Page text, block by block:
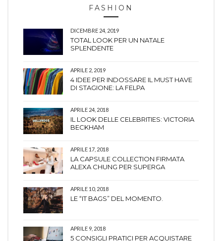
FASHION
DICEMBRE 24, 2019
TOTAL LOOK PER UN NATALE
SPLENDENTE
APRILE 2, 2019
4 IDEE PER INDOSSARE IL MUST HAVE
DI STAGIONE: LA FELPA
APRILE 24, 2018
IL LOOK DELLE CELEBRITIES: VICTORIA
BECKHAM
APRILE 17, 2018
LA CAPSULE COLLECTION FIRMATA
ALEXA CHUNG PER SUPERGA
APRILE 10, 2018
LE “IT BAGS” DEL MOMENTO.
APRILE 9, 2018
5 CONSIGLI PRATICI PER ACQUISTARE